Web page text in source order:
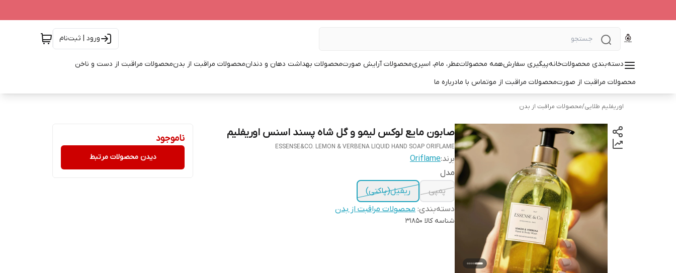
ورود | ثبت‌نام
دسته‌بندی محصولاتخانهپیگیری سفارشهمه محصولاتعطر، مام، اسپریمحصولات آرایش صورتمحصولات بهداشت دهان و دندانمحصولات مراقبت از بدنمحصولات مراقبت از دست و ناخن
محصولات مراقبت از صورتمحصولات مراقبت از موتماس با مادرباره ما
اوریفلیم طلایی/محصولات مراقبت از بدن
صابون مایع لوکس لیمو و گل شاه پسند اسنس اوریفلیم
ESSENSE&CO. LEMON & VERBENA LIQUID HAND SOAP ORIFLAME
برند:Oriflame
مدل
پمپی
ریفیل(پاکتی)
دسته‌بندی: محصولات مراقبت از بدن
شناسه کالا 31850
ناموجود
دیدن محصولات مرتبط